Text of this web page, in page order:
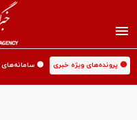
🟡 پرونده‌های ویژه خبری 🟡